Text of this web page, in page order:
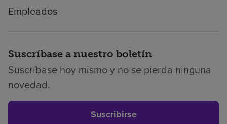
Empleados
Suscríbase a nuestro boletín
Suscríbase hoy mismo y no se pierda ninguna
novedad.
Suscribirse